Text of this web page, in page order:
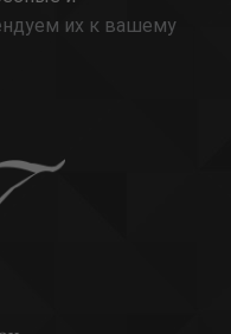
их к вашему